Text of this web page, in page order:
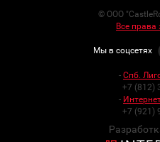
© ООО
Все
Мы в соцсетях
- Спб.
+7 (812)
-
+7 (921)